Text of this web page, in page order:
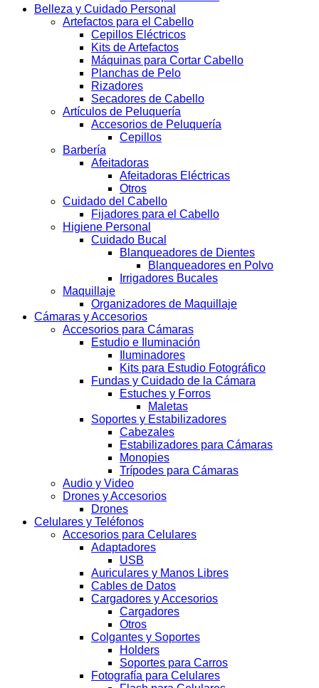
Belleza y Cuidado Personal
Artefactos para el Cabello
Cepillos Eléctricos
Kits de Artefactos
Máquinas para Cortar Cabello
Planchas de Pelo
Rizadores
Secadores de Cabello
Artículos de Peluquería
Accesorios de Peluquería
Cepillos
Barbería
Afeitadoras
Afeitadoras Eléctricas
Otros
Cuidado del Cabello
Fijadores para el Cabello
Higiene Personal
Cuidado Bucal
Blanqueadores de Dientes
Blanqueadores en Polvo
Irrigadores Bucales
Maquillaje
Organizadores de Maquillaje
Cámaras y Accesorios
Accesorios para Cámaras
Estudio e Iluminación
Iluminadores
Kits para Estudio Fotográfico
Fundas y Cuidado de la Cámara
Estuches y Forros
Maletas
Soportes y Estabilizadores
Cabezales
Estabilizadores para Cámaras
Monopies
Trípodes para Cámaras
Audio y Video
Drones y Accesorios
Drones
Celulares y Teléfonos
Accesorios para Celulares
Adaptadores
USB
Auriculares y Manos Libres
Cables de Datos
Cargadores y Accesorios
Cargadores
Otros
Colgantes y Soportes
Holders
Soportes para Carros
Fotografía para Celulares